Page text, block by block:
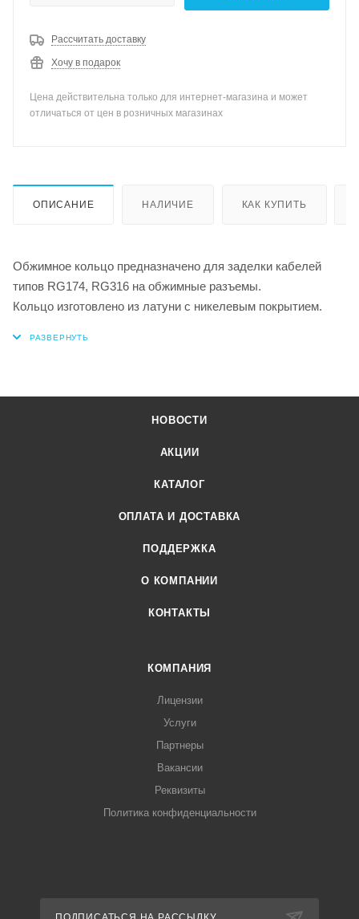
Рассчитать доставку
Хочу в подарок
Цена действительна только для интернет-магазина и может
отличаться от цен в розничных магазинах
ОПИСАНИЕ НАЛИЧИЕ КАК КУПИТЬ
Обжимное кольцо предназначено для заделки кабелей
типов RG174, RG316 на обжимные разъемы.
Кольцо изготовлено из латуни с никелевым покрытием.
НОВОСТИ
АКЦИИ
КАТАЛОГ
ОПЛАТА И ДОСТАВКА
ПОДДЕРЖКА
О КОМПАНИИ
КОНТАКТЫ
КОМПАНИЯ
Лицензии
Услуги
Партнеры
Вакансии
Реквизиты
Политика конфиденциальности